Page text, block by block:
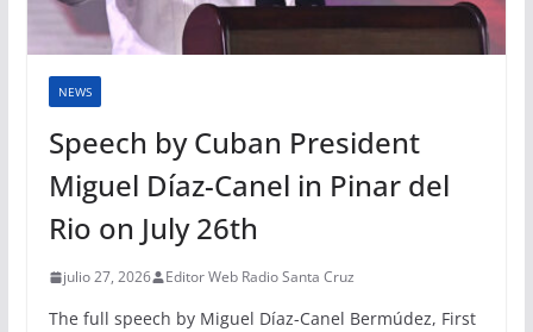
NEWS
Speech by Cuban President
Miguel Díaz-Canel in Pinar del
Rio on July 26th
julio 27, 2026 Editor Web Radio Santa Cruz
The full speech by Miguel Díaz-Canel Bermúdez, First